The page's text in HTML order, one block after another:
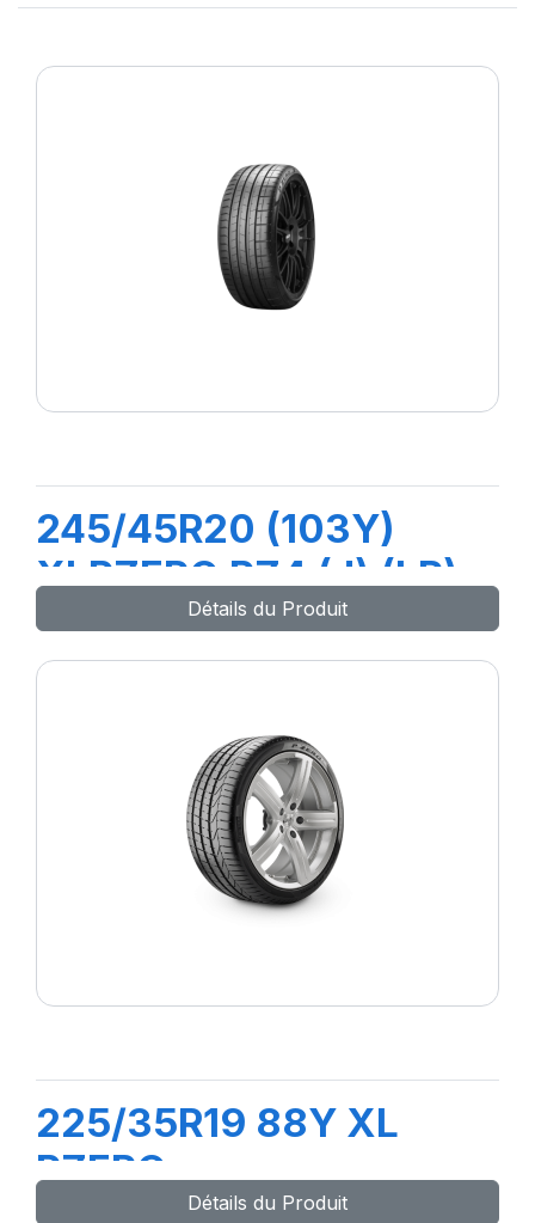
245/45R20 (103Y)
XLPZERO PZ4 (J) (LR)
Détails du Produit
225/35R19 88Y XL
PZERO
Détails du Produit